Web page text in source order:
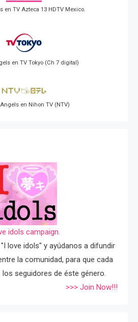
en TV Azteca 13 HDTV Mexico.
en TV Tokyo (Ch 7 digital)
en Nihon TV (NTV)
idols campaign.
love idols" y ayúdanos a difundir
la comunidad, para que cada
seguidores de éste género.
>>> Join Now!!!